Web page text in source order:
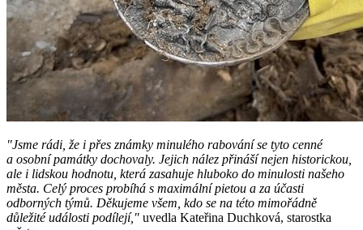
"Jsme rádi, že i přes známky minulého rabování se tyto cenné
a osobní památky dochovaly. Jejich nález přináší nejen historickou,
ale i lidskou hodnotu, která zasahuje hluboko do minulosti našeho
města. Celý proces probíhá s maximální pietou a za účasti
odborných týmů. Děkujeme všem, kdo se na této mimořádně
důležité události podílejí," uvedla Kateřina Duchková, starostka